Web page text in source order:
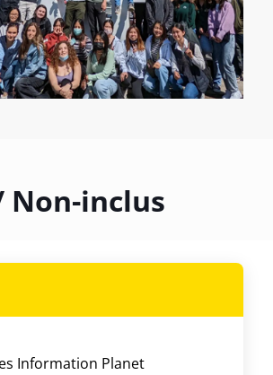
Non-inclus
Information Planet